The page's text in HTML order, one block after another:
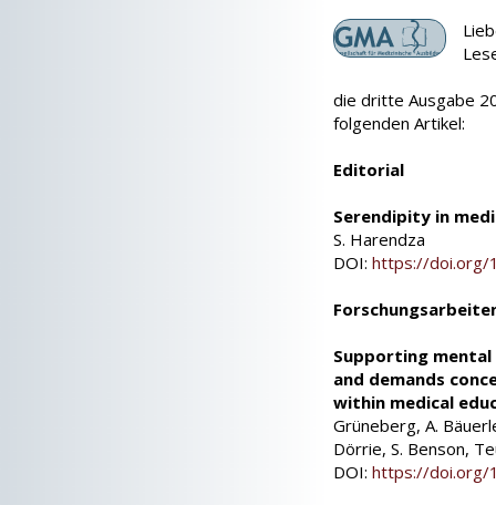
die dritte Ausgabe
folgenden Artikel:
Editorial
Serendipity in
S. Harendza
DOI:https://doi.org/
Supporting
and demands
within medical
Grüneberg, A.
Dörrie, S. Benson,
DOI:https://doi.org/